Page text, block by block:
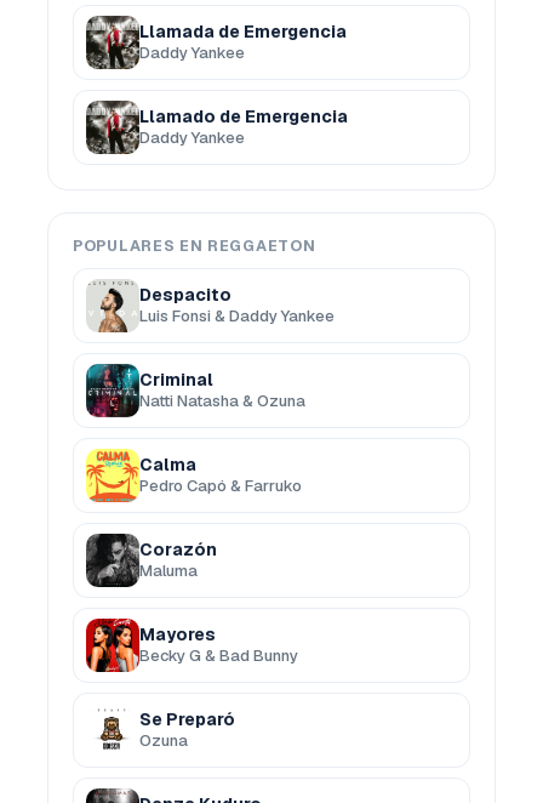
Llamada de Emergencia
Daddy Yankee
Llamado de Emergencia
Daddy Yankee
POPULARES EN REGGAETON
Despacito
Luis Fonsi & Daddy Yankee
Criminal
Natti Natasha & Ozuna
Calma
Pedro Capó & Farruko
Corazón
Maluma
Mayores
Becky G & Bad Bunny
Se Preparó
Ozuna